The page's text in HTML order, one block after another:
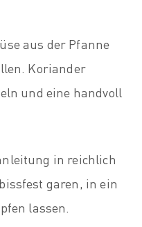
aus der Pfanne
Koriander
und eine handvoll
in reichlich
garen, in ein
lassen.